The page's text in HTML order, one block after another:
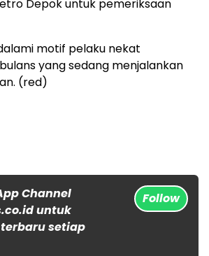
Depok untuk pemeriksaan
motif pelaku nekat
yang sedang menjalankan
(red)
Channel
untuk
setiap
Follow